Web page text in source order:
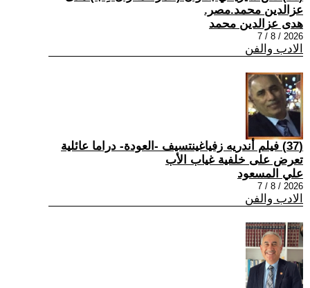
عزالدين محمد.مصر.
هدى عزالدين محمد
2026 / 8 / 7
الادب والفن
(37) فيلم أندريه زفياغينتسيف -العودة- دراما عائلية
تعرض على خلفية غياب الأب
علي المسعود
2026 / 8 / 7
الادب والفن